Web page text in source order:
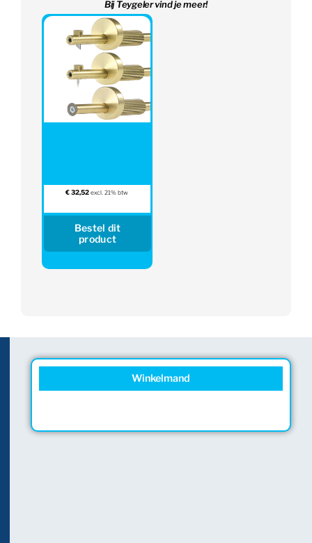
Bij Teygeler vind je meer!
€32,52 excl. 21% btw
Bestel dit
product
Winkelmand